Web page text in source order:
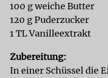
100 g weiche Butter
120 g Puderzucker
1 TL Vanilleextrakt
Zubereitung:
In einer Schüssel die